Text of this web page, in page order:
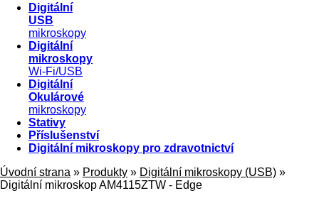
Digitální
USB
mikroskopy
Digitální
mikroskopy
Wi-Fi/USB
Digitální
Okulárové
mikroskopy
Stativy
Příslušenství
Digitální mikroskopy pro zdravotnictví
Úvodní strana » Produkty » Digitální mikroskopy (USB) »
Digitální mikroskop AM4115ZTW - Edge